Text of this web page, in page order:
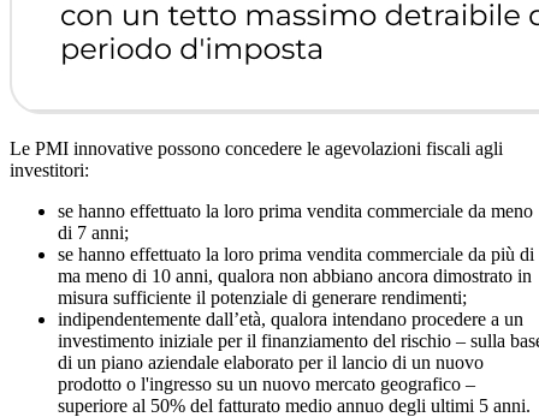
Le PMI innovative possono concedere le agevolazioni fiscali agli
investitori:
se hanno effettuato la loro prima vendita commerciale da meno
di 7 anni;
se hanno effettuato la loro prima vendita commerciale da più di
ma meno di 10 anni, qualora non abbiano ancora dimostrato in
misura sufficiente il potenziale di generare rendimenti;
indipendentemente dall’età, qualora intendano procedere a un
investimento iniziale per il finanziamento del rischio – sulla
di un piano aziendale elaborato per il lancio di un nuovo
prodotto o l'ingresso su un nuovo mercato geografico –
superiore al 50% del fatturato medio annuo degli ultimi 5 anni.